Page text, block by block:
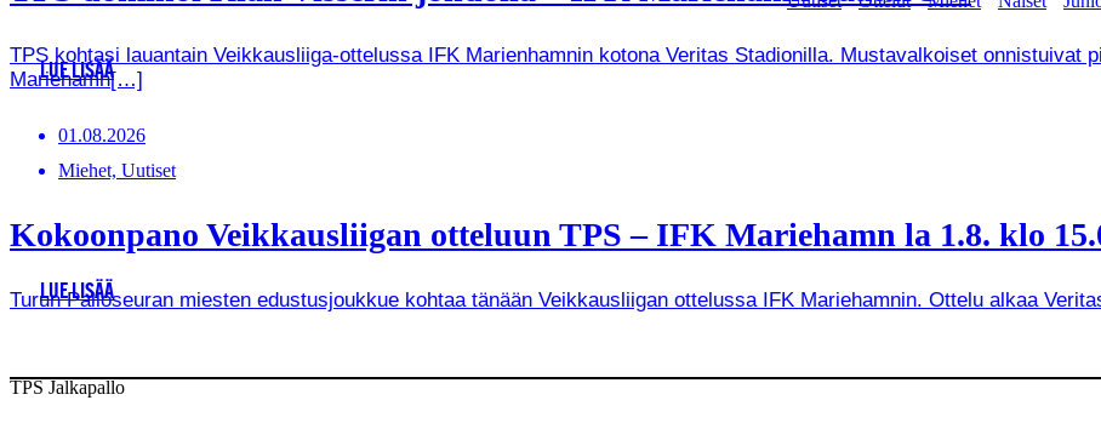
TPS kohtasi lauantain Veikkausliiga-ottelussa IFK Marienhamnin kotona Veritas Stadionilla. Mustavalkoiset onnistuivat
Mariehamn[…]
LUE LISÄÄ
01.08.2026
Miehet, Uutiset
Kokoonpano Veikkausliigan otteluun TPS – IFK Mariehamn la 1.8. klo
Turun Palloseuran miesten edustusjoukkue kohtaa tänään Veikkausliigan ottelussa IFK Mariehamnin. Ottelu alkaa
LUE LISÄÄ
TPS Jalkapallo